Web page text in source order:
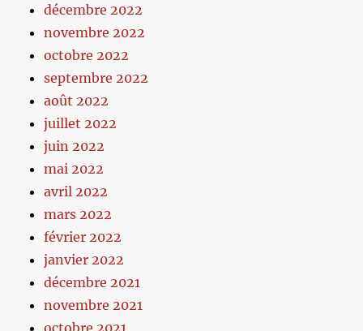
décembre 2022
novembre 2022
octobre 2022
septembre 2022
août 2022
juillet 2022
juin 2022
mai 2022
avril 2022
mars 2022
février 2022
janvier 2022
décembre 2021
novembre 2021
octobre 2021